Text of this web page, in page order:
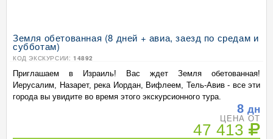
Земля обетованная (8 дней + авиа, заезд по средам и
субботам)
КОД ЭКСКУРСИИ: 14892
Приглашаем в Израиль! Вас ждет Земля обетованная!
Иерусалим, Назарет, река Иордан, Вифлеем, Тель-Авив - все эти
города вы увидите во время этого экскурсионного тура.
8 дн
ЦЕНА ОТ
47 413